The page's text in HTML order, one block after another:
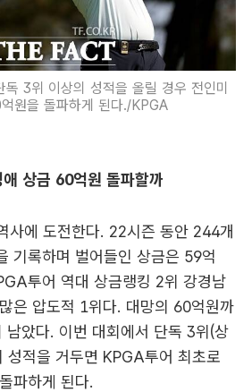
3위 이상의 성적을 올릴 경우 전인미
원을 돌파하게 된다./KPGA
상금 60억원 돌파할까
사에 도전한다. 22시즌 동안 244개
기록하며 벌어들인 상금은 59억
투어 역대 상금랭킹 2위 강경남
은 압도적 1위다. 대망의 60억원까
았다. 이번 대회에서 단독 3위(상
적을 거두면 KPGA투어 최초로
파하게 된다.